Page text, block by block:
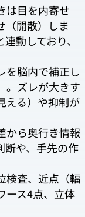
は目を内寄せ
（開散）しま
動しており、
を脳内で補正し
。ズレが大きす
える）や抑制が
から奥行き情報
断や、手先の作
検査、近点（輻
ース4点、立体